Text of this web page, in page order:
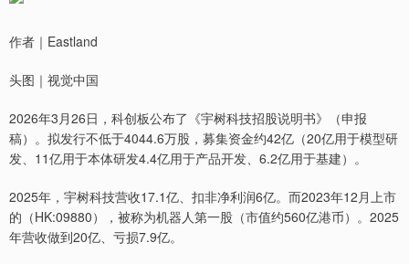
作者｜Eastland
头图｜视觉中国
2026年3月26日，科创板公布了《宇树科技招股说明书》（申报
稿）。拟发行不低于4044.6万股，募集资金约42亿（20亿用于模型研
发、11亿用于本体研发4.4亿用于产品开发、6.2亿用于基建）。
2025年，宇树科技营收17.1亿、扣非净利润6亿。而2023年12月上市
的（HK:09880），被称为机器人第一股（市值约560亿港币）。2025
年营收做到20亿、亏损7.9亿。